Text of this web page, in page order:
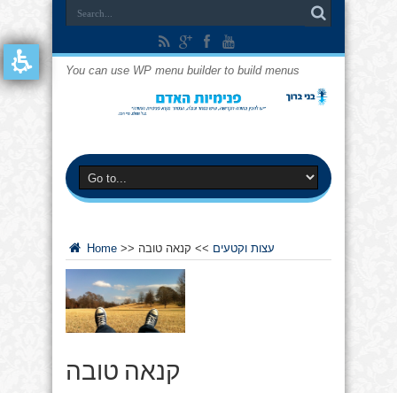
You can use WP menu builder to build menus
Home >> עצות וקטעים >> קנאה טובה
קנאה טובה